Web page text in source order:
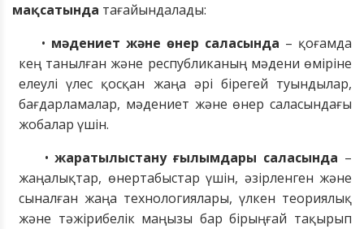
мақсатында тағайындалады:
• мәдениет және өнер саласында – қоғамда
кең танылғанжәне республиканың мәдени өміріне
елеулі үлес қосқан жаңа әрі бірегей туындылар,
бағдарламалар, мәдениет және өнер саласындағы
жобалар үшін.
•жаратылыстану ғылымдары саласында –
жаңалықтар, өнертабыстар үшін, әзірленген және
сыналған жаңа технологиялары, үлкен теориялық
және тәжірибелік маңызы бар бірыңғай тақырып